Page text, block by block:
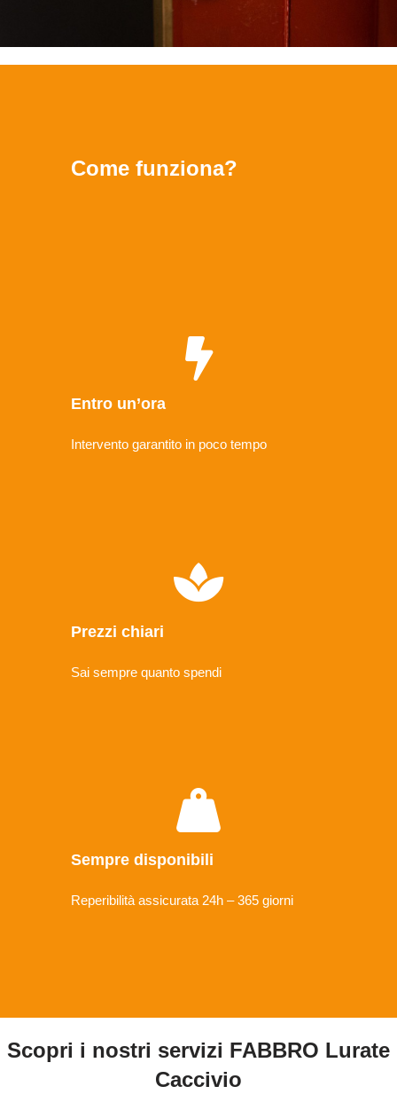
Come funziona?
Entro un’ora
Intervento garantito in poco tempo
Prezzi chiari
Sai sempre quanto spendi
Sempre disponibili
Reperibilità assicurata 24h – 365 giorni
Scopri i nostri servizi FABBRO Lurate
Caccivio